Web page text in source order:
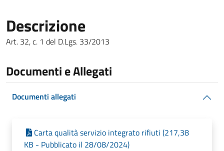
Descrizione
Art. 32, c. 1 del D.Lgs. 33/2013
Documenti e Allegati
Documenti allegati
Carta qualità servizio integrato rifiuti (217,38
KB - Pubblicato il 28/08/2024)